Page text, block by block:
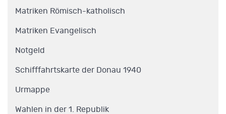
Matriken Römisch-katholisch
Matriken Evangelisch
Notgeld
Schifffahrtskarte der Donau 1940
Urmappe
Wahlen in der 1. Republik